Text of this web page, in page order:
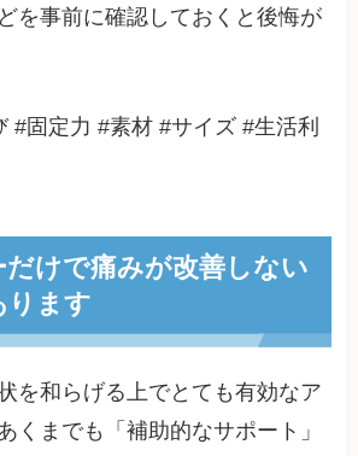
を事前に確認しておくと後悔が
#固定力 #素材 #サイズ #生活利
けで痛みが改善しない
ます
を和らげる上でとても有効なア
くまでも「補助的なサポート」